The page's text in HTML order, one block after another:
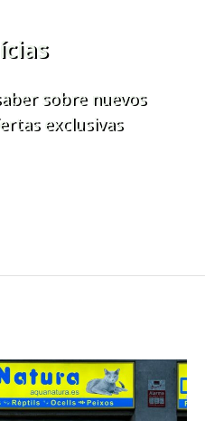
sobre nuevos
exclusivas